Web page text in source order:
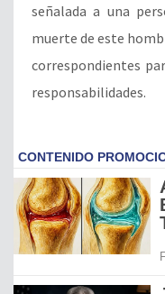
señalada a una
muerte de este
correspondientes
responsabilidades.